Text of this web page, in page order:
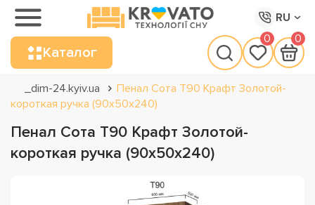
RU
Каталог
0 0
_dim-24.kyiv.ua
Пенал Сота Т90 Крафт Золотой-
короткая ручка (90х50х240)
Пенал Сота Т90 Крафт Золотой-
короткая ручка (90х50х240)